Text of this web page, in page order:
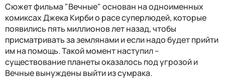
Сюжет фильма "Вечные" основан на одноименных
комиксах Джека Кирби о расе суперлюдей, которые
появились пять миллионов лет назад, чтобы
присматривать за землянами и если надо будет прийти
им на помощь. Такой момент наступил –
существование планеты оказалось под угрозой и
Вечные вынуждены выйти из сумрака.